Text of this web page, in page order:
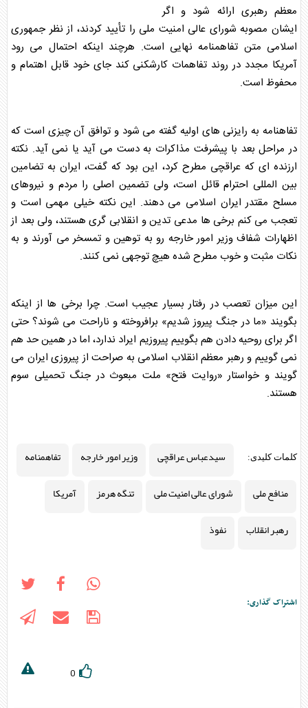
معظم رهبری ارائه شود و اگر
ایشان مصوبه شورای عالی امنیت ملی را تأیید کردند، از نظر جمهوری
اسلامی متن تفاهمنامهنهایی است. هرچند اینکه احتمال می رود
آمریکا مجدد در روند تفاهمات کارشکنی کند جای خود قابل اهتمام و
محفوظ است.
تفاهنامه به رایزنی های اولیه گفته می شود و توافق آن چیزی است که
در مراحل بعد با پیشرفت مذاکرات به دست می آید یا نمی آید. نکته
ارزنده ای که عراقچی مطرح کرد، این بود که گفت، ایران به تضامین
بین المللی احترام قائل است، ولی تضمین اصلی را مردم و نیروهای
مسلح مقتدر ایران اسلامی می دهند. این نکته خیلی مهمی است و
تعجب می کنم برخی ها مدعی تدین و انقلابی گری هستند، ولی بعد از
اظهارات شفافوزیر امور خارجه رو به توهین و تمسخر می آورند و به
نکات مثبت و خوب مطرح شده هیچ توجهی نمی کنند.
این میزان تعصب در رفتار بسیار عجیب است. چرا برخی ها از اینکه
بگویند «ما در جنگ پیروز شدیم» برافروخته و ناراحت می شوند؟ حتی
اگر برای روحیه دادن هم بگوییم پیروزیم ایراد ندارد، اما در همین حد هم
نمی گوییم و رهبر معظم انقلاب اسلامی به صراحت از پیروزی ایران می
گویند و خواستار «روایت فتح» ملت مبعوث در جنگ تحمیلی سوم
هستند.
کلمات کلیدی: سیدعباس عراقچی وزیر امور خارجه
تفاهمنامه
منافع ملی
شورای عالی امنیت ملی تنگه هرمز
آمریکا
رهبر انقلاب
نفوذ
اشتراک گذاری:
0